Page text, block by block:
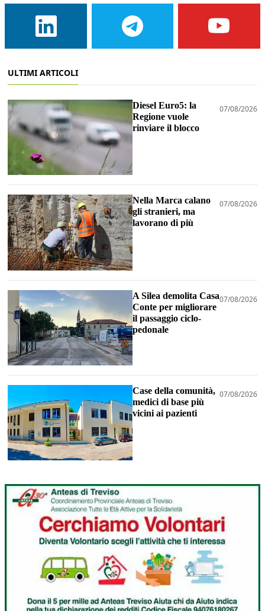
ULTIMI ARTICOLI
Diesel Euro5: la
Regione vuole
rinviare il blocco
07/08/2026
Nella Marca calano
gli stranieri, ma
lavorano di più
07/08/2026
A Silea demolita Casa
Conte per migliorare
il passaggio ciclo-
pedonale
07/08/2026
Case della comunità,
medici di base più
vicini ai pazienti
07/08/2026